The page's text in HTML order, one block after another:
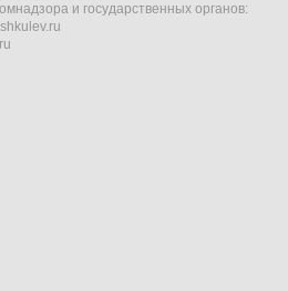
и государственных органов: